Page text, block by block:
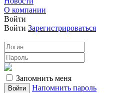
О компании
Войти
Войти Зарегистрироваться
Запомнить меня
Напомнить пароль